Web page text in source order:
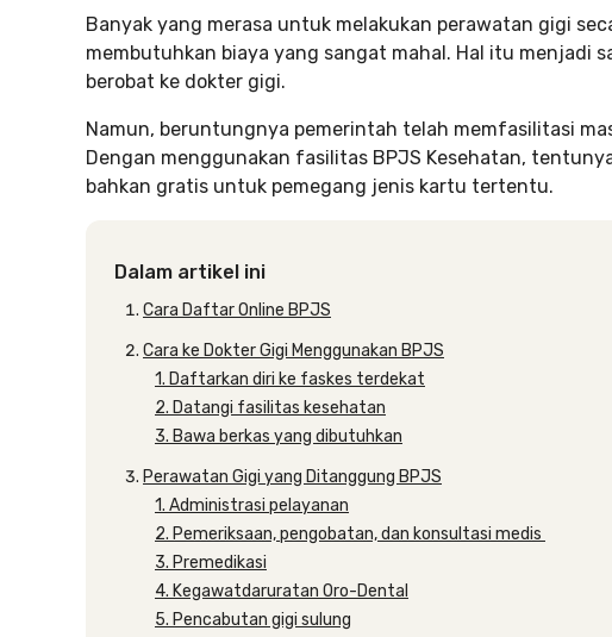
Banyak yang merasa untuk melakukan perawatan gigi
membutuhkan biaya yang sangat mahal. Hal itu menjadi
berobat ke dokter gigi.
Namun, beruntungnya pemerintah telah memfasilitasi
Dengan menggunakan fasilitas BPJS Kesehatan,
bahkan gratis untuk pemegang jenis kartu tertentu.
Dalam artikel ini
Cara Daftar Online BPJS
Cara ke Dokter Gigi Menggunakan BPJS
1. Daftarkan diri ke faskes terdekat
2. Datangi fasilitas kesehatan
3. Bawa berkas yang dibutuhkan
Perawatan Gigi yang Ditanggung BPJS
1. Administrasi pelayanan
2. Pemeriksaan, pengobatan, dan konsultasi medis
3. Premedikasi
4. Kegawatdaruratan Oro-Dental
5. Pencabutan gigi sulung